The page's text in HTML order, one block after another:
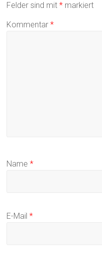
Felder sind mit* markiert
Kommentar*
Name*
E-Mail*